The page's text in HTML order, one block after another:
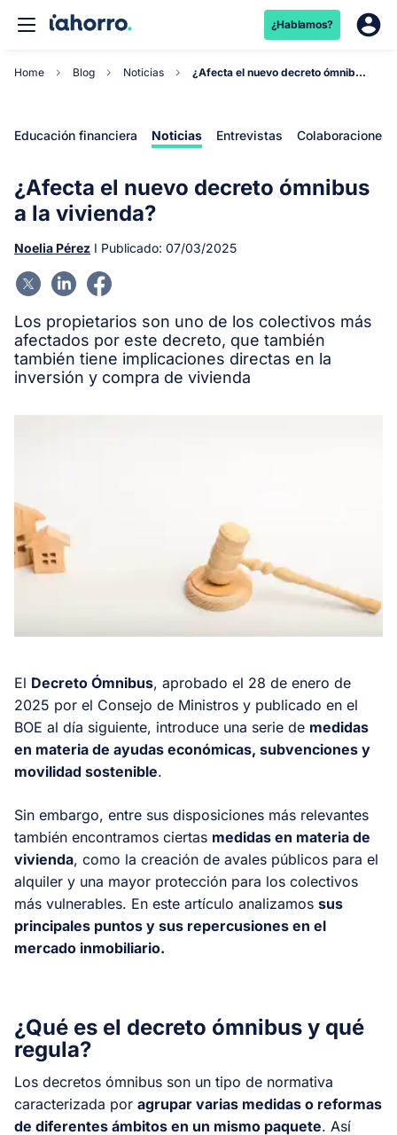
¿Hablamos?
Home Blog Noticias ¿Afecta el nuevo decreto ómnibus a la vivienda?
Educación financiera Noticias Entrevistas Colaboraciones
¿Afecta el nuevo decreto ómnibus
a la vivienda?
Noelia Pérez I Publicado: 07/03/2025
Los propietarios son uno de los colectivos más
afectados por este decreto, que también
también tiene implicaciones directas en la
inversión y compra de vivienda
El Decreto Ómnibus, aprobado el 28 de enero de
2025 por el Consejo de Ministros y publicado en el
BOE al día siguiente, introduce una serie de medidas
en materia de ayudas económicas, subvenciones y
movilidad sostenible.
Sin embargo, entre sus disposiciones más relevantes
también encontramos ciertas medidas en materia de
vivienda, como la creación de avales públicos para el
alquiler y una mayor protección para los colectivos
más vulnerables. En este artículo analizamos sus
principales puntos y sus repercusiones en el
mercado inmobiliario.
¿Qué es el decreto ómnibus y qué
regula?
Los decretos ómnibus son un tipo de normativa
caracterizada por agrupar varias medidas o reformas
de diferentes ámbitos en un mismo paquete. Así